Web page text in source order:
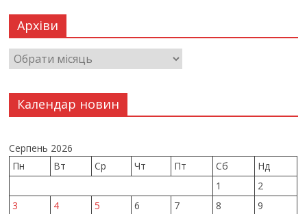
Архіви
Календар новин
Серпень 2026
Пн
Вт Ср Чт Пт Сб
Нд
1
2
3
4 5 6 7 8
9